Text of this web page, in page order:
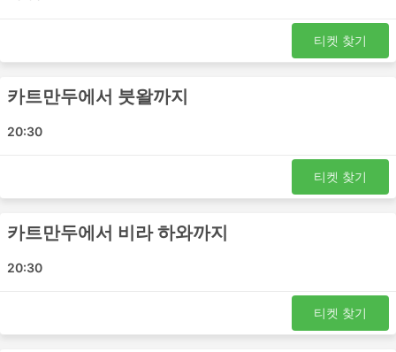
벨라히야
Seven Star Air Bus 2x2 Sofa Seat 인기
행하며 가장 인기 있는 노선 목록은 다음과 같습니다.
티켓 찾기
카트만두에서 붓왈까지
20:30
티켓 찾기
카트만두에서 비라 하와까지
20:30
티켓 찾기